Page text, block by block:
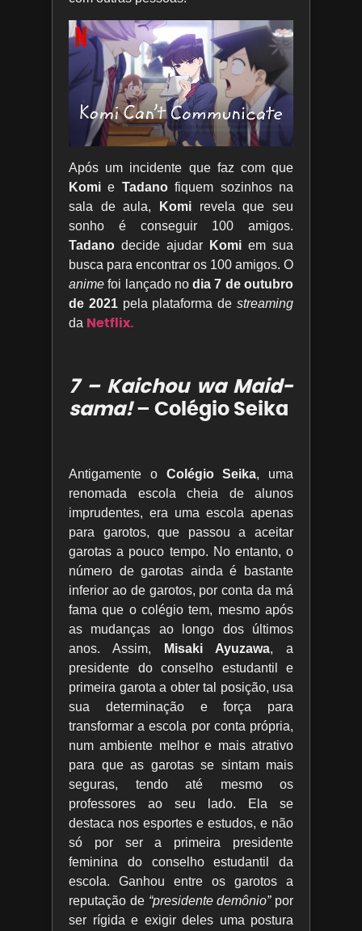
Após um incidente que faz com que
Komi e Tadanofiquem sozinhos na
sala de aula,
Komi revela que seu
sonho é conseguir 100 amigos.
Tadano decide ajudar Komi em sua
busca para encontrar os 100 amigos. O
anime foi lançado nodia 7 de outubro
de 2021pela plataforma destreaming
da Netflix.
7 – Kaichou wa Maid-
sama!– Colégio Seika
Antigamente o Colégio Seika, uma
renomada escola cheia de alunos
imprudentes, era uma escola apenas
para garotos, que passou a aceitar
garotas a pouco tempo. No entanto, o
número de garotas ainda é bastante
inferior ao de garotos, por conta da má
fama que o colégio tem, mesmo após
as mudanças ao longo dos últimos
anos. Assim, Misaki Ayuzawa, a
presidente do conselho estudantil e
primeira garota a obter tal posição, usa
sua determinação e força para
transformar a escola por conta própria,
num ambiente melhor e mais atrativo
para que as garotas se sintam mais
seguras, tendo até mesmo os
professores ao seu lado. Ela se
destaca nos esportes e estudos, e não
só por ser a primeira presidente
feminina do conselho estudantil da
escola. Ganhou entre os garotos a
reputação de “presidente demônio”por
ser rígida e exigir deles uma postura